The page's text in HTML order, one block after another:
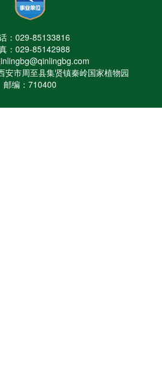
：029-85133816
：029-85142988
安市周至县集贤镇秦岭国家植物园
邮编：710400